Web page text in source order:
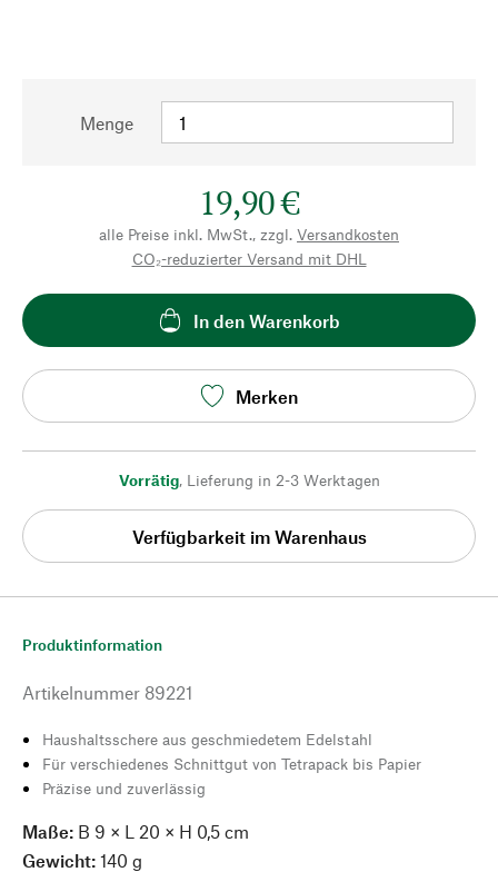
Menge
19,90 €
alle Preise inkl. MwSt., zzgl. Versandkosten
CO₂-reduzierter Versand mit DHL
In den Warenkorb
Merken
Vorrätig, Lieferung in 2-3 Werktagen
Verfügbarkeit im Warenhaus
Produktinformation
Artikelnummer 89221
Haushaltsschere aus geschmiedetem Edelstahl
Für verschiedenes Schnittgut von Tetrapack bis Papier
Präzise und zuverlässig
Maße: B 9 × L 20 × H 0,5 cm
Gewicht: 140 g